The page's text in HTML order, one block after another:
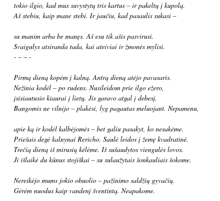
tokio ilgio, kad mus suvystytų tris kartus – ir pakeltų į kupolą.
Aš stebiu, kaip mane stebi. Ir jaučiu, kad pasaulis sukasi –
su manim arba be manęs. Aš esu tik ašis pasvirusi.
Svaigulys atsiranda tada, kai ateiviai ir žmonės mylisi.
- – – -
Pirmą dieną kopėm į kalną. Antrą dieną atėjo pavasaris.
Nežinia kodėl – po rudens. Nusileidom prie ilgo ežero,
įsisiautusio kiaurai į lietų. Jis garavo atgal į debesį.
Bangomis ne vilnijo – plakėsi, lyg pagautas meluojant. Nepamenu,
apie ką ir kodėl kalbėjomės – bet galiu pasakyt, ko nesakėme.
Priešais degė kalnynai Rericho. Saulė leidos į žemę kvadratinė.
Trečią dieną iš mirusių kėlėme. Iš sušaudytos viengulės lovos.
Ji išlaikė du kūnus stojiškai – su sulaužytais šonkauliais šokome.
Nereikėjo mums jokio obuolio – pažinimo saldžių gyvačių.
Gėrėm nuodus kaip vandenį šventintą. Neapakome.